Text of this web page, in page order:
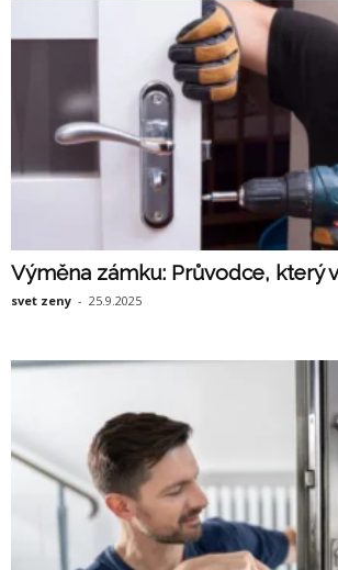
Výměna zámku: Průvodce, který
svet zeny - 25.9.2025